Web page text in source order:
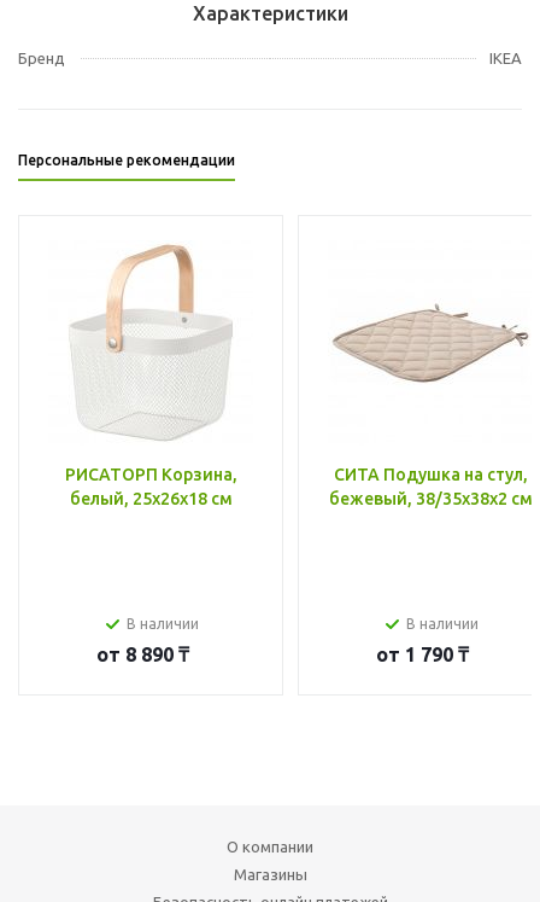
Характеристики
Бренд IKEA
Персональные рекомендации
РИСАТОРП Корзина,
белый, 25x26x18 см
В наличии
от 8 890 ₸
СИТА Подушка на стул,
бежевый, 38/35x38x2 см
В наличии
от 1 790 ₸
О компании
Магазины